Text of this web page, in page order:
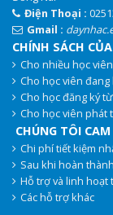
Điện Thoại :
Gmail :
CHÍNH SÁCH
Cho nhiều học
Cho học viên
Cho học đăng ký
Cho học viên phát
CHÚNG TÔI CAM
Chi phí tiết kiệm
Sau khi hoàn
Hỗ trợ và linh hoạt
Các hỗ trợ khác